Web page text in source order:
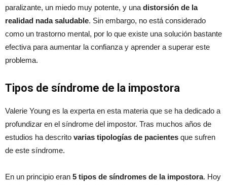
paralizante, un miedo muy potente, y una distorsión de la
realidad nada saludable. Sin embargo, no está considerado
como un trastorno mental, por lo que existe una solución bastante
efectiva para aumentar la confianza y aprender a superar este
problema.
Tipos de síndrome de la impostora
Valerie Young es la experta en esta materia que se ha dedicado a
profundizar en el síndrome del impostor. Tras muchos años de
estudios ha descrito varias tipologías de pacientes que sufren
de este síndrome.
En un principio eran 5 tipos de síndromes de la impostora. Hoy